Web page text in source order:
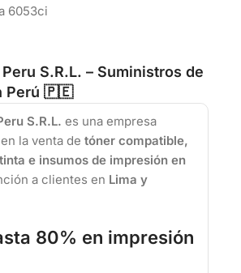
6053ci
S.R.L. – Suministros de
Perú 🇵🇪
S.R.L. es una empresa
la venta de tóner compatible,
e insumos de impresión en
a clientes en Lima y
80% en impresión